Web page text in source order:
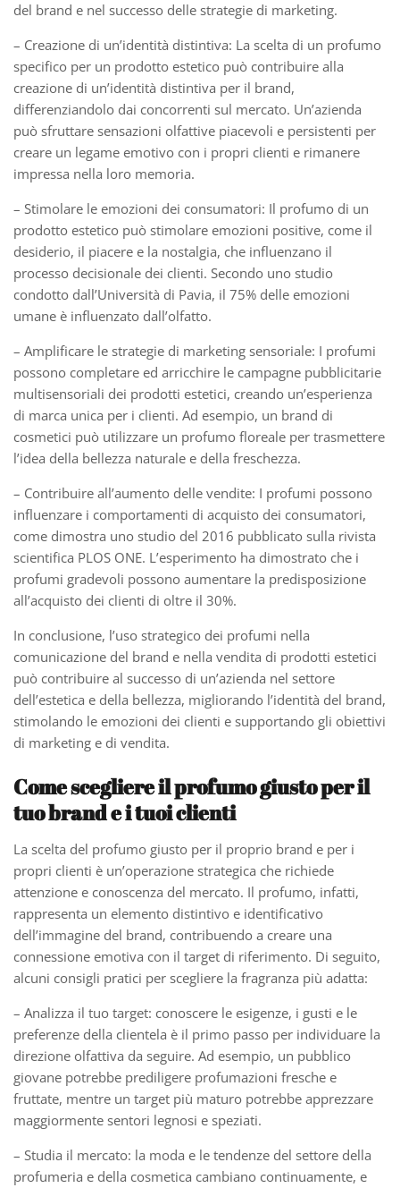
del brand e nel successo delle strategie di marketing.
– Creazione di un’identità distintiva: La scelta di un profumo
specifico per un prodotto estetico può contribuire alla
creazione di un’identità distintiva per il brand,
differenziandolo dai concorrenti sul mercato. Un’azienda
può sfruttare sensazioni olfattive piacevoli e persistenti per
creare un legame emotivo con i propri clienti e rimanere
impressa nella loro memoria.
– Stimolare le emozioni dei consumatori: Il profumo di un
prodotto estetico può stimolare emozioni positive, come il
desiderio, il piacere e la nostalgia, che influenzano il
processo decisionale dei clienti. Secondo uno studio
condotto dall’Università di Pavia, il 75% delle emozioni
umane è influenzato dall’olfatto.
– Amplificare le strategie di marketing sensoriale: I profumi
possono completare ed arricchire le campagne pubblicitarie
multisensoriali dei prodotti estetici, creando un’esperienza
di marca unica per i clienti. Ad esempio, un brand di
cosmetici può utilizzare un profumo floreale per trasmettere
l’idea della bellezza naturale e della freschezza.
– Contribuire all’aumento delle vendite: I profumi possono
influenzare i comportamenti di acquisto dei consumatori,
come dimostra uno studio del 2016 pubblicato sulla rivista
scientifica PLOS ONE. L’esperimento ha dimostrato che i
profumi gradevoli possono aumentare la predisposizione
all’acquisto dei clienti di oltre il 30%.
In conclusione, l’uso strategico dei profumi nella
comunicazione del brand e nella vendita di prodotti estetici
può contribuire al successo di un’azienda nel settore
dell’estetica e della bellezza, migliorando l’identità del brand,
stimolando le emozioni dei clienti e supportando gli obiettivi
di marketing e di vendita.
Come scegliere il profumo giusto per il
tuo brand e i tuoi clienti
La scelta del profumo giusto per il proprio brand e per i
propri clienti è un’operazione strategica che richiede
attenzione e conoscenza del mercato. Il profumo, infatti,
rappresenta un elemento distintivo e identificativo
dell’immagine del brand, contribuendo a creare una
connessione emotiva con il target di riferimento. Di seguito,
alcuni consigli pratici per scegliere la fragranza più adatta:
– Analizza il tuo target: conoscere le esigenze, i gusti e le
preferenze della clientela è il primo passo per individuare la
direzione olfattiva da seguire. Ad esempio, un pubblico
giovane potrebbe prediligere profumazioni fresche e
fruttate, mentre un target più maturo potrebbe apprezzare
maggiormente sentori legnosi e speziati.
– Studia il mercato: la moda e le tendenze del settore della
profumeria e della cosmetica cambiano continuamente, e